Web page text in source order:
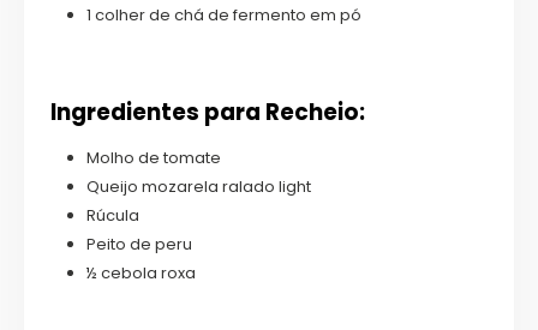
1 colher de chá de fermento em pó
Ingredientes para Recheio:
Molho de tomate
Queijo mozarela ralado light
Rúcula
Peito de peru
½ cebola roxa